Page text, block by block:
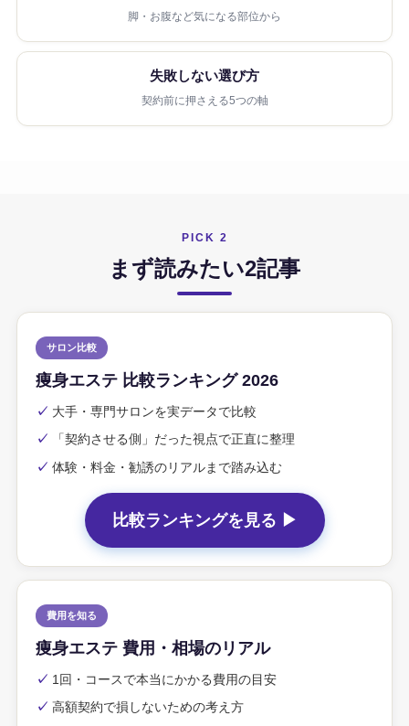
脚・お腹など気になる部位から
失敗しない選び方
契約前に押さえる5つの軸
PICK 2
まず読みたい2記事
サロン比較
痩身エステ 比較ランキング 2026
✓ 大手・専門サロンを実データで比較
✓ 「契約させる側」だった視点で正直に整理
✓ 体験・料金・勧誘のリアルまで踏み込む
比較ランキングを見る ▶
費用を知る
痩身エステ 費用・相場のリアル
✓ 1回・コースで本当にかかる費用の目安
✓ 高額契約で損しないための考え方